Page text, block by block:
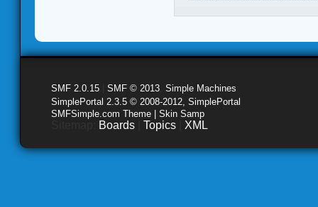
SMF 2.0.15 SMF © 2013 Simple Machines
SimplePortal 2.3.5 © 2008-2012, SimplePortal
SMFSimple.com Theme | Skin Samp
Boards Topics XML